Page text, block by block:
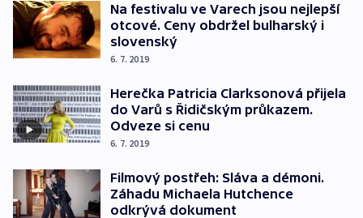
Na festivalu ve Varech jsou nejlepší
otcové. Ceny obdržel bulharský i
slovenský
6. 7. 2019
Herečka Patricia Clarksonová přijela
do Varů s Řidičským průkazem.
Odveze si cenu
6. 7. 2019
Filmový postřeh: Sláva a démoni.
Záhadu Michaela Hutchence
odkrývá dokument